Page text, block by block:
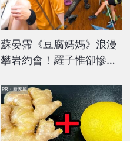
蘇晏霈《豆腐媽媽》浪漫
攀岩約會！羅子惟卻慘遭
PR・新素簡